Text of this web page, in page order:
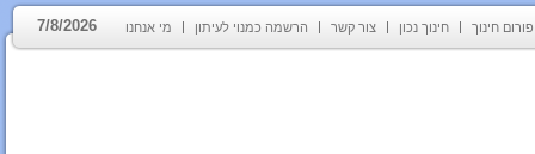
פורום חינוך חינוך נכון צור קשר הרשמה כמנוי לעיתון מי אנחנו 7/8/2026